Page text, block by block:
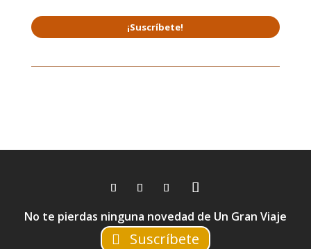
¡Suscríbete!
No te pierdas ninguna novedad de Un Gran Viaje
Suscríbete